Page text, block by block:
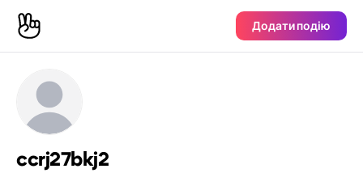
Додати подію
ccrj27bkj2